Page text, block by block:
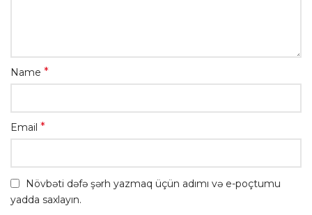
Name *
Email *
Növbəti dəfə şərh yazmaq üçün adımı və e-poçtumu
yadda saxlayın.